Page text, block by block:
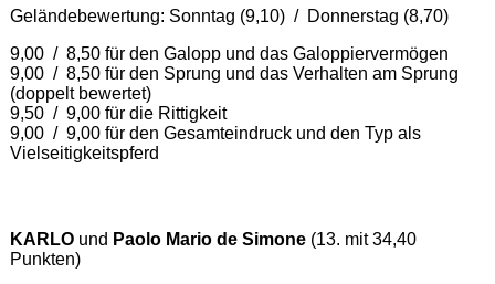
Geländebewertung: Sonntag (9,10) / Donnerstag (8,70)
9,00 / 8,50 für den Galopp und das Galoppiervermögen
9,00 / 8,50 für den Sprung und das Verhalten am Sprung
(doppelt bewertet)
9,50 / 9,00 für die Rittigkeit
9,00 / 9,00 für den Gesamteindruck und den Typ als
Vielseitigkeitspferd
KARLO und Paolo Mario de Simone(13. mit 34,40
Punkten)